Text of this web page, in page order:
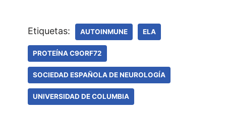
Etiquetas: AUTOINMUNE ELA
PROTEÍNA C9ORF72
SOCIEDAD ESPAÑOLA DE NEUROLOGÍA
UNIVERSIDAD DE COLUMBIA